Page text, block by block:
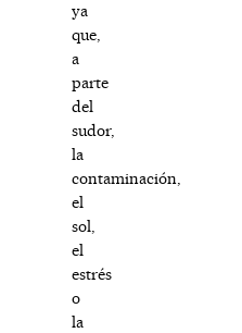
ya
que,
a
parte
del
sudor,
la
contaminación,
el
sol,
el
estrés
o
la